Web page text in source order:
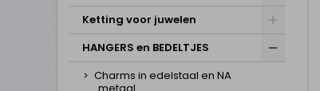
Ketting voor juwelen
HANGERS en BEDELTJES
Charms in edelstaal en NA